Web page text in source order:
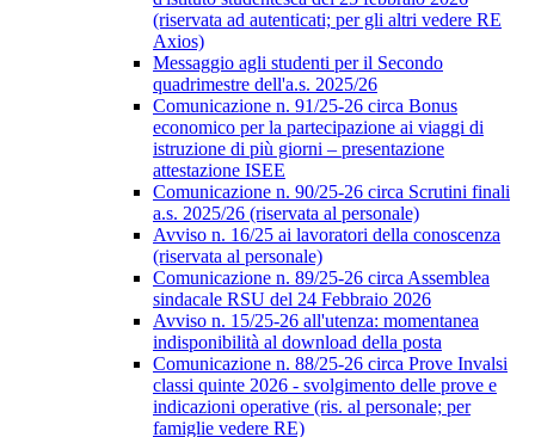
(riservata ad autenticati; per gli altri vedere RE
Axios)
Messaggio agli studenti per il Secondo
quadrimestre dell'a.s. 2025/26
Comunicazione n. 91/25-26 circa Bonus
economico per la partecipazione ai viaggi di
istruzione di più giorni – presentazione
attestazione ISEE
Comunicazione n. 90/25-26 circa Scrutini finali
a.s. 2025/26 (riservata al personale)
Avviso n. 16/25 ai lavoratori della conoscenza
(riservata al personale)
Comunicazione n. 89/25-26 circa Assemblea
sindacale RSU del 24 Febbraio 2026
Avviso n. 15/25-26 all'utenza: momentanea
indisponibilità al download della posta
Comunicazione n. 88/25-26 circa Prove Invalsi
classi quinte 2026 - svolgimento delle prove e
indicazioni operative (ris. al personale; per
famiglie vedere RE)